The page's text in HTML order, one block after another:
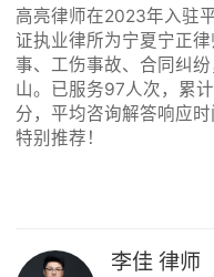
高亮律师在2023年入驻
证执业律所为宁夏宁正
事、工伤事故、合同纠
山。已服务97人次，累
分，平均咨询解答响应
特别推荐！
李佳 律师